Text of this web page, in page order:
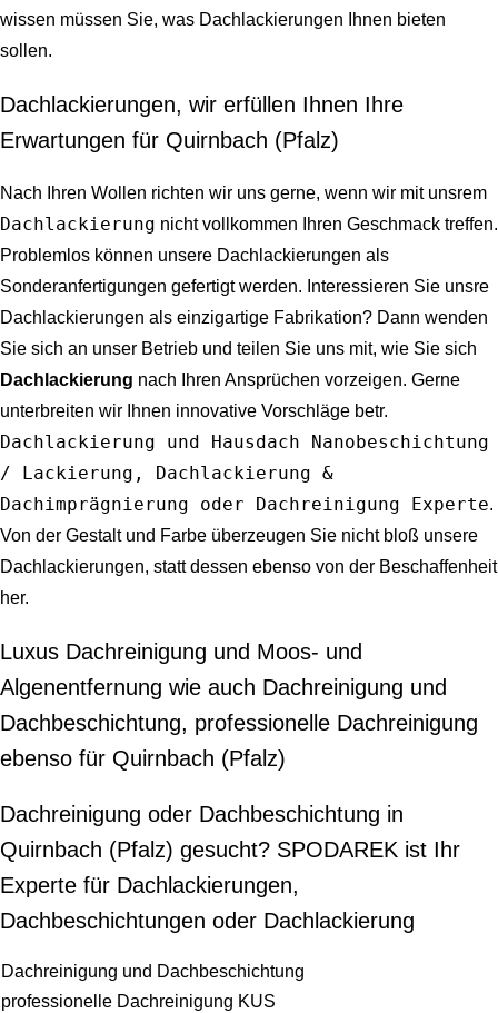
wissen müssen Sie, was Dachlackierungen Ihnen bieten
sollen.
Dachlackierungen, wir erfüllen Ihnen Ihre
Erwartungen für Quirnbach (Pfalz)
Nach Ihren Wollen richten wir uns gerne, wenn wir mit unsrem
Dachlackierung nicht vollkommen Ihren Geschmack treffen.
Problemlos können unsere Dachlackierungen als
Sonderanfertigungen gefertigt werden. Interessieren Sie unsre
Dachlackierungen als einzigartige Fabrikation? Dann wenden
Sie sich an unser Betrieb und teilen Sie uns mit, wie Sie sich
Dachlackierung nach Ihren Ansprüchen vorzeigen. Gerne
unterbreiten wir Ihnen innovative Vorschläge betr.
Dachlackierung und Hausdach Nanobeschichtung
/ Lackierung, Dachlackierung &
Dachimprägnierung oder Dachreinigung Experte.
Von der Gestalt und Farbe überzeugen Sie nicht bloß unsere
Dachlackierungen, statt dessen ebenso von der Beschaffenheit
her.
Luxus Dachreinigung und Moos- und
Algenentfernung wie auch Dachreinigung und
Dachbeschichtung, professionelle Dachreinigung
ebenso für Quirnbach (Pfalz)
Dachreinigung oder Dachbeschichtung in
Quirnbach (Pfalz) gesucht? SPODAREK ist Ihr
Experte für Dachlackierungen,
Dachbeschichtungen oder Dachlackierung
Dachreinigung und Dachbeschichtung
professionelle Dachreinigung KUS